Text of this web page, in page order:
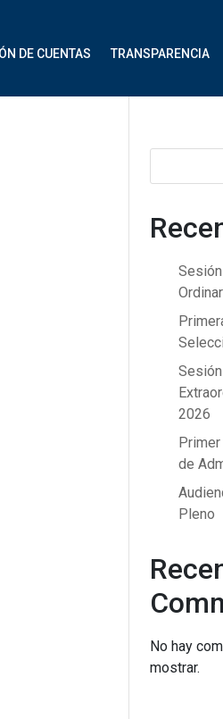
DE CUENTAS TRANSPARENCIA
2026
de
Pleno
No hay
mostrar.